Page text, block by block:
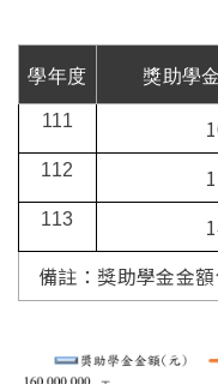
學年度 獎助學
111
112
113
備註：獎助學金金